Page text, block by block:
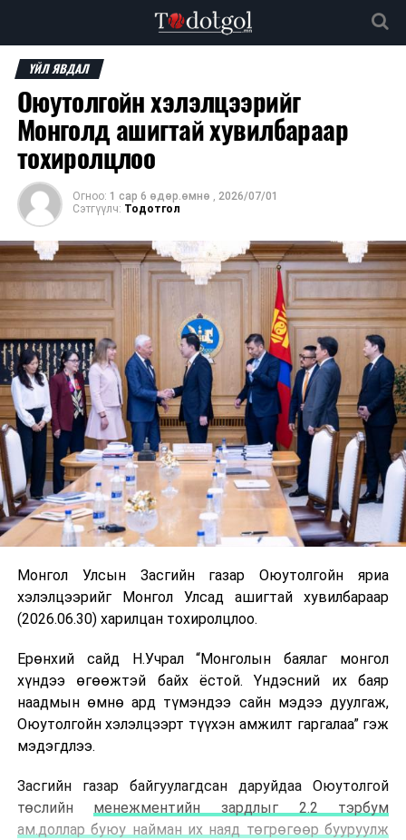
ҮЙЛ ЯВДАЛ
Оюутолгойн хэлэлцээрийг
Монголд ашигтай хувилбараар
тохиролцлоо
Огноо: 1 сар 6 өдөр.өмнө , 2026/07/01
Сэтгүүлч: Тодотгол
Монгол Улсын Засгийн газар Оюутолгойн яриа
хэлэлцээрийг Монгол Улсад ашигтай хувилбараар
(2026.06.30) харилцан тохиролцлоо.
Ерөнхий сайд Н.Учрал “Монголын баялаг монгол
хүндээ өгөөжтэй байх ёстой. Үндэсний их баяр
наадмын өмнө ард түмэндээ сайн мэдээ дуулгаж,
Оюутолгойн хэлэлцээрт түүхэн амжилт гаргалаа” гэж
мэдэгдлээ.
Засгийн газар байгуулагдсан даруйдаа Оюутолгой
төслийн менежментийн зардлыг 2.2 тэрбум
ам.доллар буюу найман их наяд төгрөгөөр бууруулж